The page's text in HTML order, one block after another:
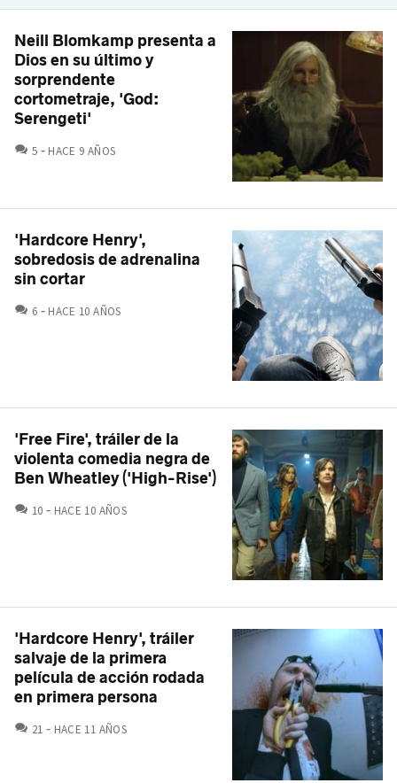
Neill Blomkamp presenta a
Dios en su último y
sorprendente
cortometraje, 'God:
Serengeti'
5 COMENTARIOS
HACE 9 AÑOS
'Hardcore Henry',
sobredosis de adrenalina
sin cortar
6 COMENTARIOS
HACE 10 AÑOS
'Free Fire', tráiler de la
violenta comedia negra de
Ben Wheatley ('High-Rise')
10 COMENTARIOS
HACE 10 AÑOS
'Hardcore Henry', tráiler
salvaje de la primera
película de acción rodada
en primera persona
21 COMENTARIOS
HACE 11 AÑOS